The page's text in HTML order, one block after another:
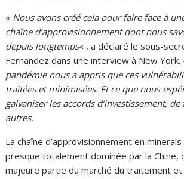
« Nous avons créé cela pour faire face à
chaîne d’approvisionnement dont nous
depuis longtemps« , a déclaré le sous-
Fernandez dans une interview à New York.
pandémie nous a appris que ces
traitées et minimisées. Et ce que nous
galvaniser les accords d’investissement,
autres.
La chaîne d’approvisionnement en
presque totalement dominée par la Chine,
majeure partie du marché du traitement